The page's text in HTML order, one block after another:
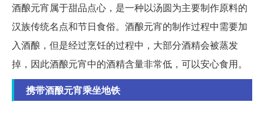
酒酿元宵属于甜品点心，是一种以汤圆为主要制作原料的
汉族传统名点和节日食俗。酒酿元宵的制作过程中需要加
入酒酿，但是经过烹饪的过程中，大部分酒精会被蒸发
掉，因此酒酿元宵中的酒精含量非常低，可以安心食用。
携带酒酿元宵乘坐地铁